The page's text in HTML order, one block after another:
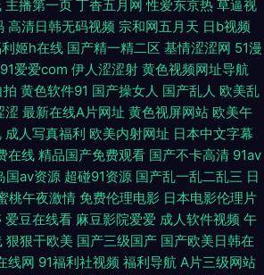
小说网址 大香蕉大伊人 免费的曰韩AV 伊人打炮网
品 日韩新片aⅴ网 91工厂 福利传媒 免费看片91n 在
看 欧美国产视频 一级a黄 超碰97碰 免费看簧 婷婷
事高潮视频 人人超碰导航 97人妻网 黄色的视频网
网址 国语对白精品 午夜在线视频 黄色男女 美女被
撸在线视频 五月婷婷六月花 超碰免费人 蜜臀官网
主播第一页 丁香五月网 性爱东京热 草逼视
高清日韩无码视频 宗和网五月天 日b视频
姬h在线 国产精一精二区 基情涩涩网 51漫
91爱爱com 伊人涩涩射 黄色视频网址导航
拍 黄色软件91 国产操女人 国产乱人 欧美乱
涩 最新在线A片网址 黄色视屏网站 欧美午
成人写真福利 欧美内射网址 日本中文字幕
在线 精品国产免费观看 国产不卡高清 91av
国av资源 超碰91资源 国产乱一乱二乱三 日
桃午夜激情 免费伦理电影 日本电影伦理片
爱豆在线看 麻豆影院爱爱 成人软件视频 午
狠狠干欧美 国产三级国产 国产欧美日韩在
线网 91福利社视频 福利导航 A片三级网站